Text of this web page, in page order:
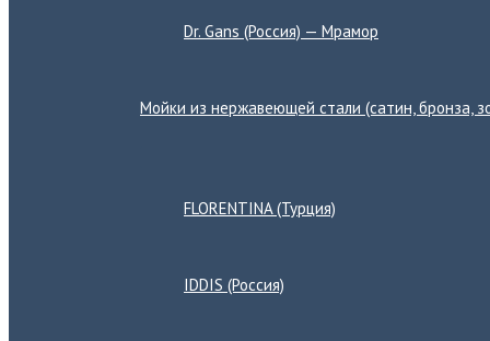
Dr. Gans (Россия) — Мрамор
Мойки из нержавеющей стали (сатин, бронза,
FLORENTINA (Турция)
IDDIS (Россия)